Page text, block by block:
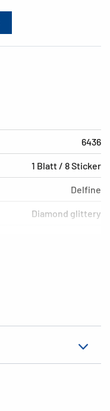
6436
1 Blatt / 8 Sticker
Delfine
Diamond glittery